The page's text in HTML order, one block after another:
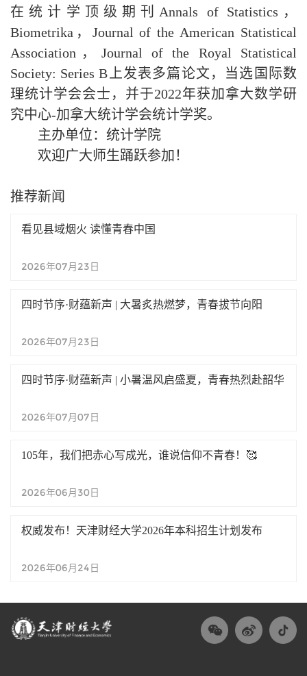
在统计学顶级期刊Annals of Statistics，
Biometrika，Journal of the American Statistical
Association，Journal of the Royal Statistical
Society: Series B上发表多篇论文，当选国际数
理统计学会会士，并于2022年获加拿大数学研
究中心-加拿大统计学会统计学奖。
主办单位：统计学院
欢迎广大师生踊跃参加！
推荐新闻
看见县域烟火 读懂青春中国
2026年07月23日
四时节序·财蕴新声 | 大暑炙热燃梦，青春拔节向阳
2026年07月23日
四时节序·财蕴新声 | 小暑温风启盛夏，青春热烈赴韶华
2026年07月07日
105年，我们把赤心写成光，谁说信仰不青春！🥰
2026年06月30日
权威发布！天津财经大学2026年本科招生计划发布
2026年06月24日